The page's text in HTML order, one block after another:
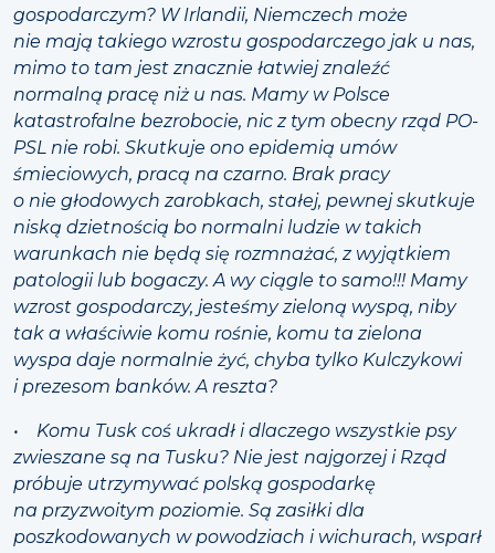
gospodarczym? W Irlandii, Niemczech może
nie mają takiego wzrostu gospodarczego jak u nas,
mimo to tam jest znacznie łatwiej znaleźć
normalną pracę niż u nas. Mamy w Polsce
katastrofalne bezrobocie, nic z tym obecny rząd PO-
PSL nie robi. Skutkuje ono epidemią umów
śmieciowych, pracą na czarno. Brak pracy
o nie głodowych zarobkach, stałej, pewnej skutkuje
niską dzietnością bo normalni ludzie w takich
warunkach nie będą się rozmnażać, z wyjątkiem
patologii lub bogaczy. A wy ciągle to samo!!! Mamy
wzrost gospodarczy, jesteśmy zieloną wyspą, niby
tak a właściwie komu rośnie, komu ta zielona
wyspa daje normalnie żyć, chyba tylko Kulczykowi
i prezesom banków. A reszta?
• Komu Tusk coś ukradł i dlaczego wszystkie psy
zwieszane są na Tusku? Nie jest najgorzej i Rząd
próbuje utrzymywać polską gospodarkę
na przyzwoitym poziomie. Są zasiłki dla
poszkodowanych w powodziach i wichurach, wsparł